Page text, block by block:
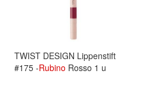
TWIST DESIGN Lippenstift
#175 -Rubino Rosso 1 u